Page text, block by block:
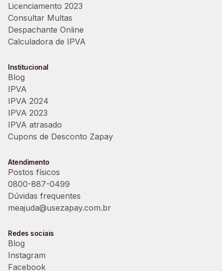
Licenciamento 2023
Consultar Multas
Despachante Online
Calculadora de IPVA
Institucional
Blog
IPVA
IPVA 2024
IPVA 2023
IPVA atrasado
Cupons de Desconto Zapay
Atendimento
Postos físicos
0800-887-0499
Dúvidas frequentes
meajuda@usezapay.com.br
Redes sociais
Blog
Instagram
Facebook